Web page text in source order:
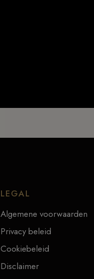
LEGAL
Algemene voorwaarden
Privacy beleid
Cookiebeleid
Disclaimer